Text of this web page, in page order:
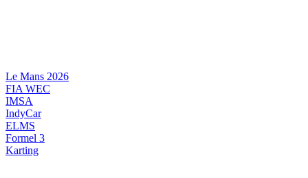
Le Mans 2026
FIA WEC
IMSA
IndyCar
ELMS
Formel 3
Karting